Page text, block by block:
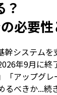
？
必要
幹システム
年9月に終
「アップグ
るべきか...続